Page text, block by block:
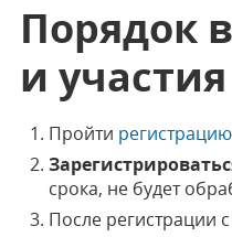
Порядок
и участия
Пройти регистрацию
срока, не будет
После регистрации